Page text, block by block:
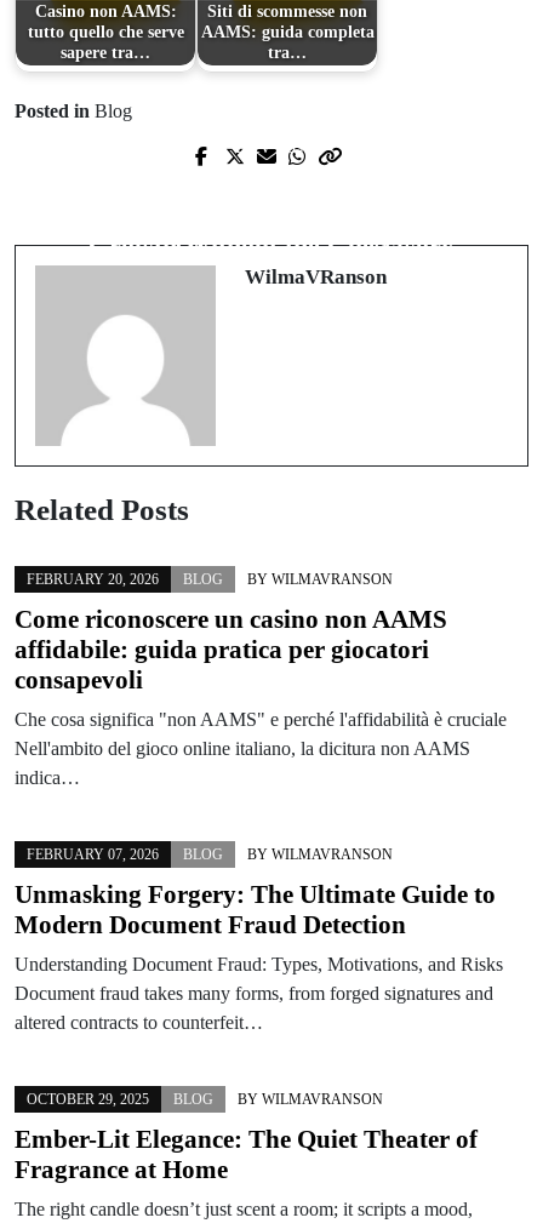
Casino non AAMS:
tutto quello che serve
sapere tra…
Siti di scommesse non
AAMS: guida completa
tra…
Posted in Blog
Prev Post
e davvero convenienti
Growth Without the Guesswork
WilmaVRanson
Related Posts
FEBRUARY 20, 2026 BLOG BY WILMAVRANSON
Come riconoscere un casino non AAMS
affidabile: guida pratica per giocatori
consapevoli
Che cosa significa "non AAMS" e perché l'affidabilità è cruciale
Nell'ambito del gioco online italiano, la dicitura non AAMS
indica…
FEBRUARY 07, 2026 BLOG BY WILMAVRANSON
Unmasking Forgery: The Ultimate Guide to
Modern Document Fraud Detection
Understanding Document Fraud: Types, Motivations, and Risks
Document fraud takes many forms, from forged signatures and
altered contracts to counterfeit…
OCTOBER 29, 2025 BLOG BY WILMAVRANSON
Ember-Lit Elegance: The Quiet Theater of
Fragrance at Home
The right candle doesn’t just scent a room; it scripts a mood,